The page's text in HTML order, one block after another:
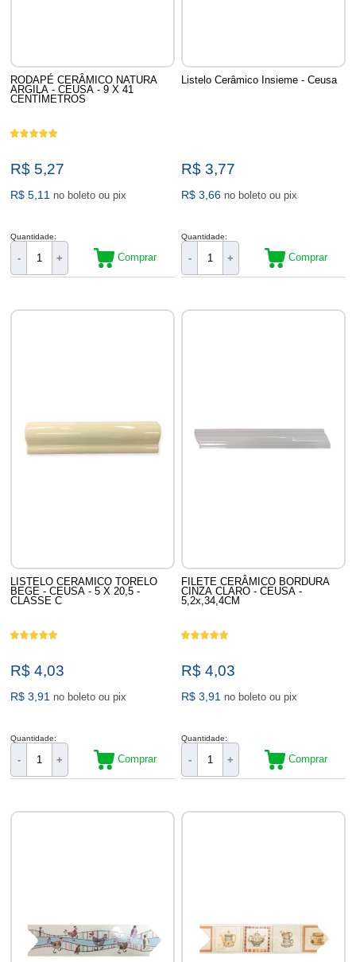
RODAPÉ CERÂMICO NATURA
ARGILA - CEUSA - 9 X 41
CENTÍMETROS
R$ 5,27
R$ 5,11 no boleto ou pix
Quantidade:
- + Comprar
Listelo Cerâmico Insieme - Ceusa
R$ 3,77
R$ 3,66 no boleto ou pix
Quantidade:
- + Comprar
LISTELO CERAMICO TORELO
BEGE - CEUSA - 5 X 20,5 -
CLASSE C
R$ 4,03
R$ 3,91 no boleto ou pix
Quantidade:
- + Comprar
FILETE CERÂMICO BORDURA
CINZA CLARO - CEUSA -
5,2x,34,4CM
R$ 4,03
R$ 3,91 no boleto ou pix
Quantidade:
- + Comprar